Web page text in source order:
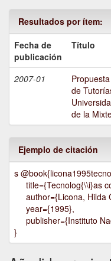
Resultados por ítem:
Fecha de
publicación
Título
2007-01
de
de la
Ejemplo de citación
s
title={Tecnolog{\\i}as
author={Licona, Hilda
year={1995},
publisher={Instituto
}